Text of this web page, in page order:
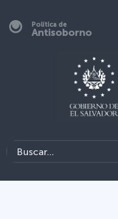
Política de
Antisoborno